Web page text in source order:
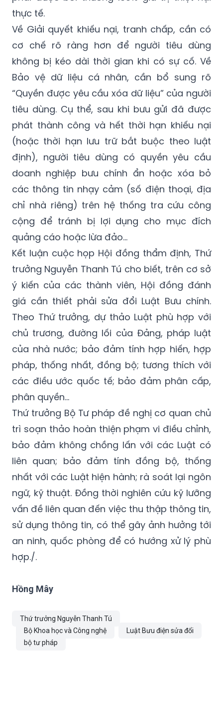
thực tế.
Về Giải quyết khiếu nại, tranh chấp, cần có
cơ chế rõ ràng hơn để người tiêu dùng
không bị kéo dài thời gian khi có sự cố. Về
Bảo vệ dữ liệu cá nhân, cần bổ sung rõ
“Quyền được yêu cầu xóa dữ liệu” của người
tiêu dùng. Cụ thể, sau khi bưu gửi đã được
phát thành công và hết thời hạn khiếu nại
(hoặc thời hạn lưu trữ bắt buộc theo luật
định), người tiêu dùng có quyền yêu cầu
doanh nghiệp bưu chính ẩn hoặc xóa bỏ
các thông tin nhạy cảm (số điện thoại, địa
chỉ nhà riêng) trên hệ thống tra cứu công
cộng để tránh bị lợi dụng cho mục đích
quảng cáo hoặc lừa đảo…
Kết luận cuộc họp Hội đồng thẩm định, Thứ
trưởng Nguyễn Thanh Tú cho biết, trên cơ sở
ý kiến của các thành viên, Hội đồng đánh
giá cần thiết phải sửa đổi Luật Bưu chính.
Theo Thứ trưởng, dự thảo Luật phù hợp với
chủ trương, đường lối của Đảng, pháp luật
của nhà nước; bảo đảm tính hợp hiến, hợp
pháp, thống nhất, đồng bộ; tương thích với
các điều ước quốc tế; bảo đảm phân cấp,
phân quyền…
Thứ trưởng Bộ Tư pháp đề nghị cơ quan chủ
trì soạn thảo hoàn thiện phạm vi điều chỉnh,
bảo đảm không chồng lấn với các Luật có
liên quan; bảo đảm tính đồng bộ, thống
nhất với các Luật hiện hành; rà soát lại ngôn
ngữ, kỹ thuật. Đồng thời nghiên cứu kỹ lưỡng
vấn đề liên quan đến việc thu thập thông tin,
sử dụng thông tin, có thể gây ảnh hưởng tới
an ninh, quốc phòng để có hướng xử lý phù
hợp./.
Hồng Mây
Thứ trưởng Nguyễn Thanh Tú
Bộ Khoa học và Công nghệ
Luật Bưu điện sửa đổi
bộ tư pháp